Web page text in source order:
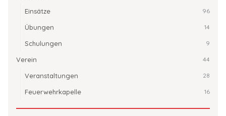
Einsätze 96
Übungen 14
Schulungen 9
Verein 44
Veranstaltungen 28
Feuerwehrkapelle 16